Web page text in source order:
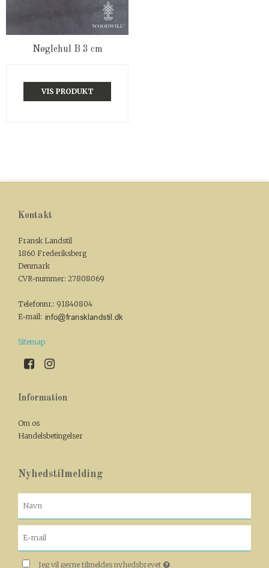
Nøglehul B 3 cm
VIS PRODUKT
Kontakt
Fransk Landstil
1860 Frederiksberg
Denmark
CVR-nummer: 27808069
Telefonnr.: 91840804
E-mail:
Sitemap
Information
Om os
Handelsbetingelser
Nyhedstilmelding
Jeg vil gerne tilmeldes nyhedsbrevet